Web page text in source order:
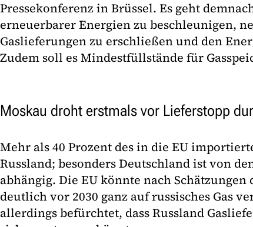
Pressekonferenz in Brüssel. Es geht
erneuerbarer Energien zu beschleunigen,
Gaslieferungen zu erschließen und den
Zudem soll es Mindestfüllstände für
Moskau droht erstmals vor Lieferstopp
Mehr als 40 Prozent des in die EU
Russland; besonders Deutschland ist von
abhängig. Die EU könnte nach
deutlich vor 2030 ganz auf russisches Gas
allerdings befürchtet, dass Russland